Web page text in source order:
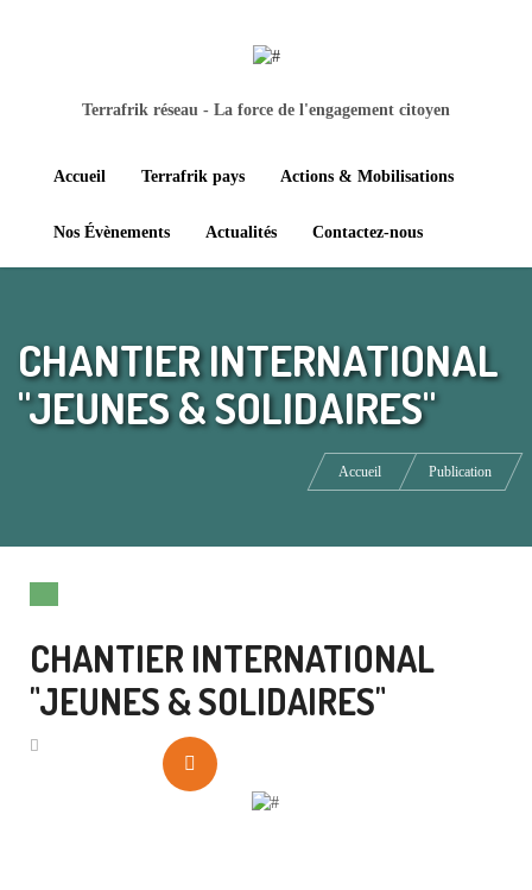
Terrafrik réseau - La force de l'engagement citoyen
Accueil Terrafrik pays Actions & Mobilisations
Nos Évènements Actualités Contactez-nous
CHANTIER INTERNATIONAL
"JEUNES & SOLIDAIRES"
Accueil Publication
CHANTIER INTERNATIONAL
"JEUNES & SOLIDAIRES"